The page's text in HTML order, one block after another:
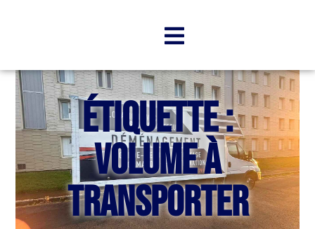
Étiquette :
volume à
transporter